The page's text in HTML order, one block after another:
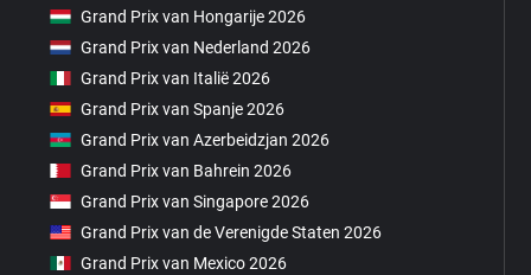
Grand Prix van Hongarije 2026
Grand Prix van Nederland 2026
Grand Prix van Italië 2026
Grand Prix van Spanje 2026
Grand Prix van Azerbeidzjan 2026
Grand Prix van Bahrein 2026
Grand Prix van Singapore 2026
Grand Prix van de Verenigde Staten 2026
Grand Prix van Mexico 2026